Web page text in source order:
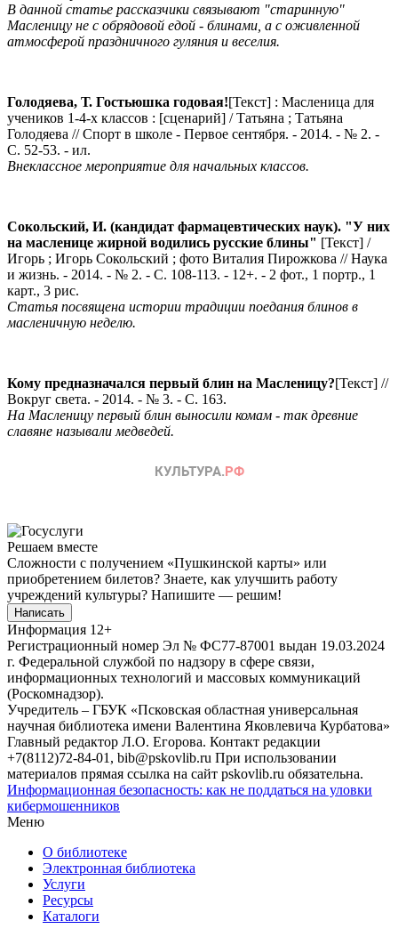
В данной статье рассказчики связывают "старинную"
Масленицу не с обрядовой едой - блинами, а с оживленной
атмосферой праздничного гуляния и веселия.
Голодяева, Т. Гостьюшка годовая![Текст] : Масленица для
учеников 1-4-х классов : [сценарий] / Татьяна ; Татьяна
Голодяева // Спорт в школе - Первое сентября. - 2014. - № 2. -
С. 52-53. - ил.
Внеклассное мероприятие для начальных классов.
Сокольский, И. (кандидат фармацевтических наук). "У них
на масленице жирной водились русские блины" [Текст] /
Игорь ; Игорь Сокольский ; фото Виталия Пирожкова // Наука
и жизнь. - 2014. - № 2. - С. 108-113. - 12+. - 2 фот., 1 портр., 1
карт., 3 рис.
Статья посвящена истории традиции поедания блинов в
масленичную неделю.
Кому предназначался первый блин на Масленицу?[Текст] //
Вокруг света. - 2014. - № 3. - С. 163.
На Масленицу первый блин выносили комам - так древние
славяне называли медведей.
Решаем вместе
Сложности с получением «Пушкинской карты» или
приобретением билетов? Знаете, как улучшить работу
учреждений культуры? Напишите — решим!
Написать
Информация 12+
Регистрационный номер Эл № ФС77-87001 выдан 19.03.2024
г. Федеральной службой по надзору в сфере связи,
информационных технологий и массовых коммуникаций
(Роскомнадзор).
Учредитель – ГБУК «Псковская областная универсальная
научная библиотека имени Валентина Яковлевича Курбатова»
Главный редактор Л.О. Егорова. Контакт редакции
+7(8112)72-84-01, bib@pskovlib.ru При использовании
материалов прямая ссылка на сайт pskovlib.ru обязательна.
Информационная безопасность: как не поддаться на уловки
кибермошенников
Меню
О библиотеке
Электронная библиотека
Услуги
Ресурсы
Каталоги